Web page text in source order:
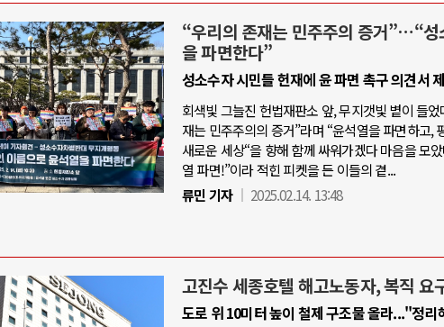
“우리의 존재는 민주주의 증거”…“성
을 파면한다”
성소수자 시민들 헌재에 윤 파면 촉구 의견서
회색빛 그늘진 헌법재판소 앞, 무지갯빛 볕이 들
재는 민주주의의 증거”라며 “윤석열을 파면하고,
새로운 세상“을 향해 함께 싸워가겠다 마음을 모
열 파면!”이라 적힌 피켓을 든 이들의 곁...
류민 기자
2025.02.14. 13:48
고진수 세종호텔 해고노동자, 복직 요
도로 위 10미터 높이 철제 구조물 올라..."정
러시아-우크라이나 전쟁
전쟁의 추상화: 우크라이나, 대리전의 역..
EU·우크라이나 드론 협력 직후, 러시아..
나토, 우크라 군사지원 2027년까지 공..
우크라이나, 덴마크, 에스토니아, 네덜란..
러·우크라, 대규모 공습 주고받아…민간 ..
중
호르무즈 해
이란, 호르무
트럼프, 이란